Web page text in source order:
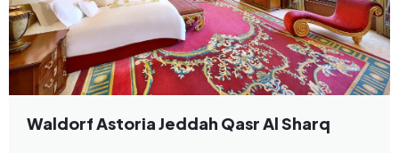
Waldorf Astoria Jeddah Qasr Al Sharq